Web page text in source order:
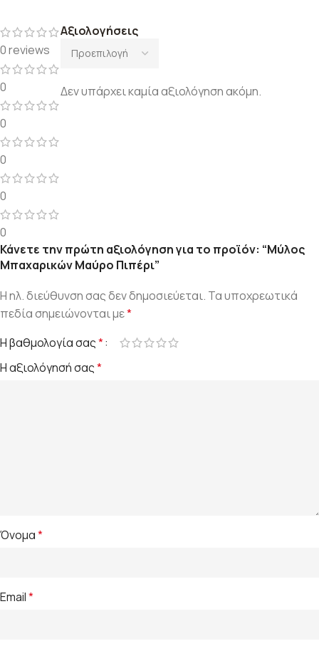
0 reviews
0
0
0
0
0
Αξιολογήσεις
Δεν υπάρχει καμία αξιολόγηση ακόμη.
Κάνετε την πρώτη αξιολόγηση για το προϊόν: “Μύλος
Μπαχαρικών Μαύρο Πιπέρι”
Η ηλ. διεύθυνση σας δεν δημοσιεύεται. Τα υποχρεωτικά
πεδία σημειώνονται με*
Η βαθμολογία σας*
Η αξιολόγησή σας*
Όνομα*
Email*